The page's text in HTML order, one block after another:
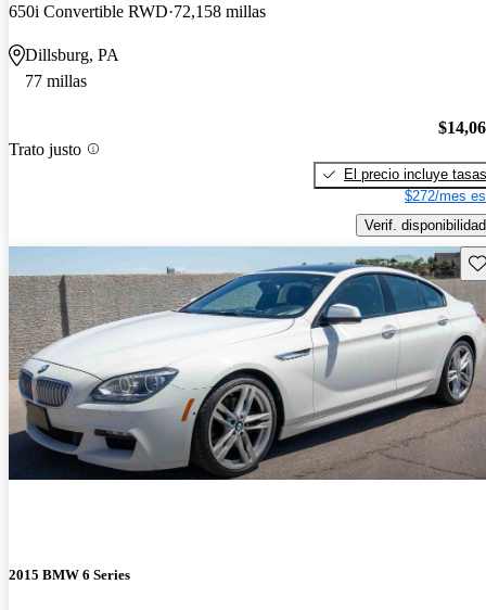
650i Convertible RWD 72,158 millas
Dillsburg, PA
77 millas
Trato justo
El precio incluye tasas
$272/mes
Verif. disponibilidad
2015 BMW 6 Series